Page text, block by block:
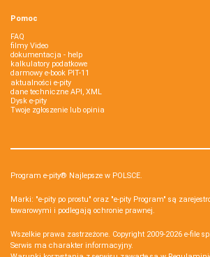
Pomoc
FAQ
filmy Video
dokumentacja - help
kalkulatory podatkowe
darmowy e-book PIT-11
aktualności e-pity
dane techniczne API, XML
Dysk e-pity
Twoje zgłoszenie lub opinia
Program e-pity® Najlepsze w POLSCE.
Marki: "e-pity po prostu" oraz "e-pity Program" są
towarowymi i podlegają ochronie prawnej.
Wszelkie prawa zastrzeżone. Copyright 2009-2026 e-file
Serwis ma charakter informacyjny.